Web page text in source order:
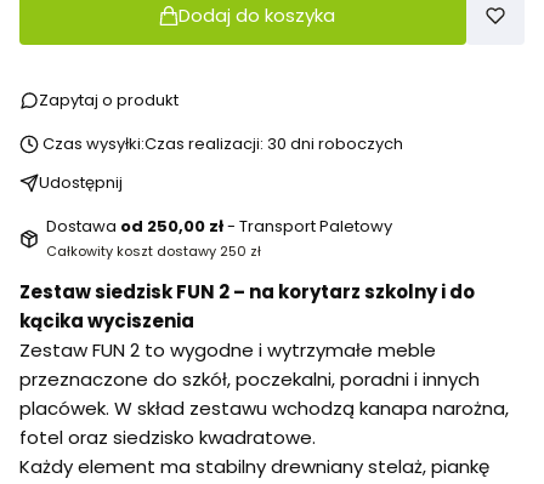
Dodaj do koszyka
Zapytaj o produkt
Czas wysyłki:Czas realizacji: 30 dni roboczych
Udostępnij
Dostawa od 250,00 zł- Transport Paletowy
Całkowity koszt dostawy 250 zł
Zestaw siedzisk FUN 2 – na korytarz szkolny i do
kącika wyciszenia
Zestaw FUN 2 to wygodne i wytrzymałe meble
przeznaczone do szkół, poczekalni, poradni i innych
placówek. W skład zestawu wchodzą kanapa narożna,
fotel oraz siedzisko kwadratowe.
Każdy element ma stabilny drewniany stelaż, piankę